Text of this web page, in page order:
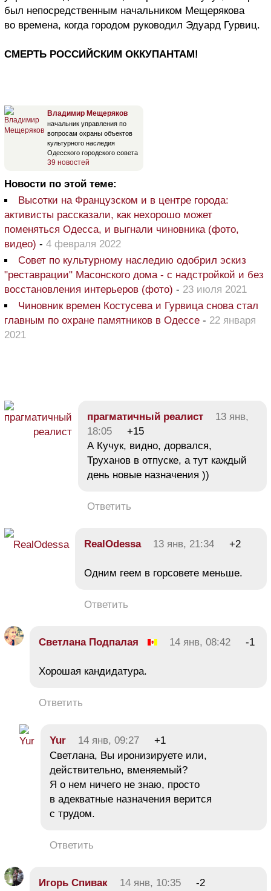
был непосредственным начальником Мещерякова
во времена, когда городом руководил Эдуард Гурвиц.
СМЕРТЬ РОССИЙСКИМ ОККУПАНТАМ!
Владимир Мещеряков
начальник управления по
вопросам охраны объектов
культурного наследия
Одесского городского совета
39 новостей
Новости по этой теме:
Высотки на Французском и в центре города:
активисты рассказали, как нехорошо может
поменяться Одесса, и выгнали чиновника (фото,
видео) - 4 февраля 2022
Совет по культурному наследию одобрил эскиз
"реставрации" Масонского дома - с надстройкой и без
восстановления интерьеров (фото) - 23 июля 2021
Чиновник времен Костусева и Гурвица снова стал
главным по охране памятников в Одессе - 22 января
2021
прагматичный реалист
13 янв,
18:05
+15
А Кучук, видно, дорвался,
Труханов в отпуске, а тут каждый
день новые назначения ))
Ответить
RealOdessa 13 янв, 21:34 +2
Одним геем в горсовете меньше.
Ответить
Светлана Подпалая 14 янв, 08:42 -1
Хорошая кандидатура.
Ответить
Yur 14 янв, 09:27
+1
Светлана, Вы иронизируете или,
действительно, вменяемый?
Я о нем ничего не знаю, просто
в адекватные назначения верится
с трудом.
Ответить
Игорь Спивак 14 янв, 10:35
-2